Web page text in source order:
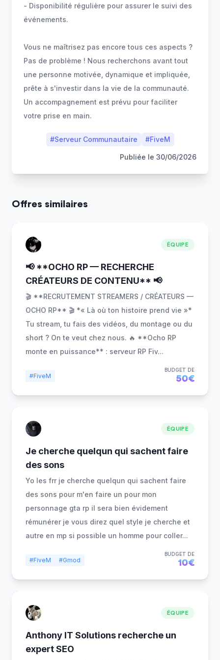
- Disponibilité régulière pour assurer le suivi des
événements.
Vous ne maîtrisez pas encore tous ces aspects ?
Pas de problème ! Nous recherchons avant tout
une personne motivée, dynamique et impliquée,
prête à s'investir dans la vie de la communauté.
Un accompagnement est prévu pour faciliter
votre prise en main.
#Serveur Communautaire #FiveM
Publiée le 30/06/2026
Offres similaires
ÉQUIPE
📢 **OCHO RP — RECHERCHE
CRÉATEURS DE CONTENU** 📢
🎬 **RECRUTEMENT STREAMERS / CRÉATEURS —
OCHO RP** 🎬 *« Là où ton histoire prend vie »*
Tu stream, tu fais des vidéos, du montage ou du
short ? On te veut chez nous. 🔥 **Ocho RP
monte en puissance** : serveur RP Fiv...
#FiveM
BUDGET DE
50€
ÉQUIPE
Je cherche quelqun qui sachent faire
des sons
Yo les frr je cherche quelqun qui sachent faire
des sons pour m'en faire un pour mon
personnage gta rp il sera bien évidement
rémunérer je vous direz quel style je cherche et
autre en mp si possible un homme pour coller...
#FiveM #Gmod
BUDGET DE
10€
ÉQUIPE
Anthony IT Solutions recherche un
expert SEO